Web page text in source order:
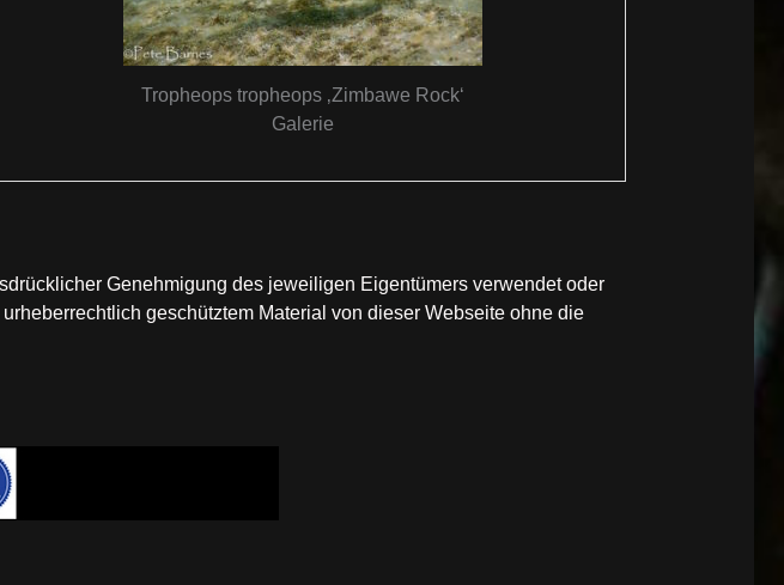
Tropheops tropheops ‚Zimbawe Rock‘
Galerie
Genehmigung des jeweiligen Eigentümers verwendet oder
geschütztem Material von dieser Webseite ohne die